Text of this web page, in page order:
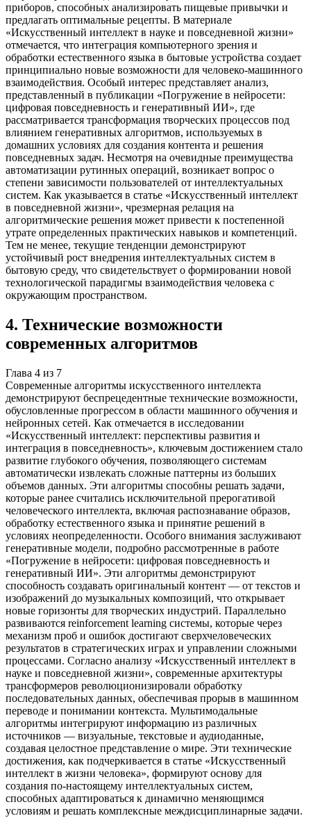
приборов, способных анализировать пищевые привычки и
предлагать оптимальные рецепты. В материале
«Искусственный интеллект в науке и повседневной жизни»
отмечается, что интеграция компьютерного зрения и
обработки естественного языка в бытовые устройства создает
принципиально новые возможности для человеко-машинного
взаимодействия. Особый интерес представляет анализ,
представленный в публикации «Погружение в нейросети:
цифровая повседневность и генеративный ИИ», где
рассматривается трансформация творческих процессов под
влиянием генеративных алгоритмов, используемых в
домашних условиях для создания контента и решения
повседневных задач. Несмотря на очевидные преимущества
автоматизации рутинных операций, возникает вопрос о
степени зависимости пользователей от интеллектуальных
систем. Как указывается в статье «Искусственный интеллект
в повседневной жизни», чрезмерная релация на
алгоритмические решения может привести к постепенной
утрате определенных практических навыков и компетенций.
Тем не менее, текущие тенденции демонстрируют
устойчивый рост внедрения интеллектуальных систем в
бытовую среду, что свидетельствует о формировании новой
технологической парадигмы взаимодействия человека с
окружающим пространством.
4. Технические возможности
современных алгоритмов
Глава 4 из 7
Современные алгоритмы искусственного интеллекта
демонстрируют беспрецедентные технические возможности,
обусловленные прогрессом в области машинного обучения и
нейронных сетей. Как отмечается в исследовании
«Искусственный интеллект: перспективы развития и
интеграция в повседневность», ключевым достижением стало
развитие глубокого обучения, позволяющего системам
автоматически извлекать сложные паттерны из больших
объемов данных. Эти алгоритмы способны решать задачи,
которые ранее считались исключительной прерогативой
человеческого интеллекта, включая распознавание образов,
обработку естественного языка и принятие решений в
условиях неопределенности. Особого внимания заслуживают
генеративные модели, подробно рассмотренные в работе
«Погружение в нейросети: цифровая повседневность и
генеративный ИИ». Эти алгоритмы демонстрируют
способность создавать оригинальный контент — от текстов и
изображений до музыкальных композиций, что открывает
новые горизонты для творческих индустрий. Параллельно
развиваются reinforcement learning системы, которые через
механизм проб и ошибок достигают сверхчеловеческих
результатов в стратегических играх и управлении сложными
процессами. Согласно анализу «Искусственный интеллект в
науке и повседневной жизни», современные архитектуры
трансформеров революционизировали обработку
последовательных данных, обеспечивая прорыв в машинном
переводе и понимании контекста. Мультимодальные
алгоритмы интегрируют информацию из различных
источников — визуальные, текстовые и аудиоданные,
создавая целостное представление о мире. Эти технические
достижения, как подчеркивается в статье «Искусственный
интеллект в жизни человека», формируют основу для
создания по-настоящему интеллектуальных систем,
способных адаптироваться к динамично меняющимся
условиям и решать комплексные междисциплинарные задачи.